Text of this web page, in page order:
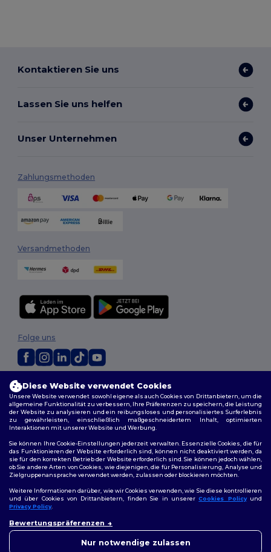
Kontaktieren Sie uns
Lassen Sie uns helfen
Unser Unternehmen
Zahlungsmethoden
Versandmethoden
2026. Alle Rechte vorbehalten
Allgemeine Geschäftsbedingungen|Personalisierungsrichtlinien|
Datenschutzbestimmungen|Cookie-Richtlinie|Site Map
Folge uns
Diese Website verwendet Cookies
Unsere Website verwendet sowohl eigene als auch Cookies von Drittanbietern, um die
allgemeine Funktionalität zu verbessern, Ihre Präferenzen zu speichern, die Leistung
der Website zu analysieren und ein reibungsloses und personalisiertes Surferlebnis
zu gewährleisten, einschließlich maßgeschneidertem Inhalt, optimierten
Interaktionen mit unserer Website und Werbung.
Sie können Ihre Cookie-Einstellungen jederzeit verwalten. Essenzielle Cookies, die für
das Funktionieren der Website erforderlich sind, können nicht deaktiviert werden, da
sie für den korrekten Betrieb der Website erforderlich sind. Sie können jedoch wählen,
ob Sie andere Arten von Cookies, wie diejenigen, die für Personalisierung, Analyse und
Zielgruppenansprache verwendet werden, zulassen oder blockieren möchten.
Weitere Informationen darüber, wie wir Cookies verwenden, wie Sie diese kontrollieren
und über Cookies von Drittanbietern, finden Sie in unsererCookies Policyund
Privacy Policy.
Bewertungspräferenzen
Nur notwendige zulassen
uns jederzeit kontaktieren.